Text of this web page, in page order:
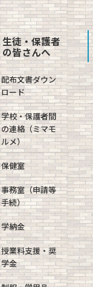
生徒・保護者
の皆さんへ
配布文書ダウン
ロード
学校・保護者間
の連絡（ミマモ
ルメ）
保健室
事務室（申請等
手続）
学納金
授業料支援・奨
学金